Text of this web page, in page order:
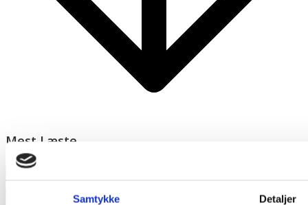
Samtykke Detaljer
Mest Læste